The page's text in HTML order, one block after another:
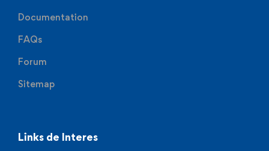
Documentation
FAQs
Forum
Sitemap
Links de Interes